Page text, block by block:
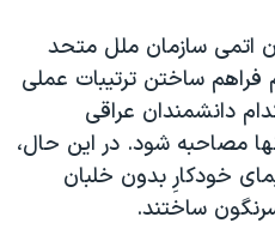
اتمی سازمان ملل متحد
ساختن ترتيبات عملی
دانشمندان عراقی
مصاحبه شود. در اين حال،
خودکارِ بدون خلبان
ساختند.